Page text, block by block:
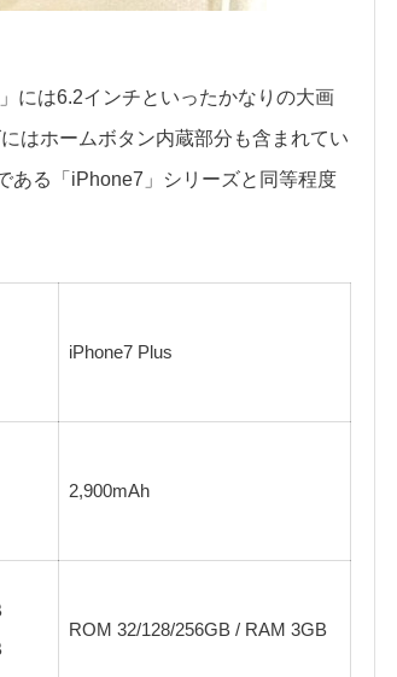
には6.2インチといったかなりの大画
はホームボタン内蔵部分も含まれてい
ある「iPhone7」シリーズと同等程度
iPhone7 Plus
2,900mAh
ROM 32/128/256GB / RAM 3GB